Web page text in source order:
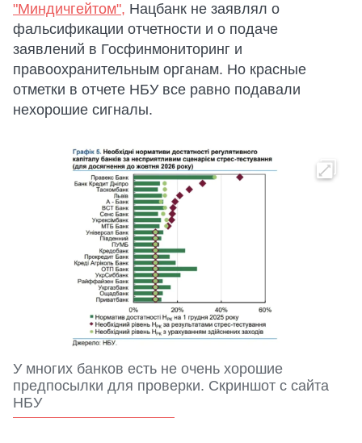
"Миндичгейтом", Нацбанк не заявлял о
фальсификации отчетности и о подаче
заявлений в Госфинмониторинг и
правоохранительным органам. Но красные
отметки в отчете НБУ все равно подавали
нехорошие сигналы.
У многих банков есть не очень хорошие
предпосылки для проверки. Скриншот с сайта
НБУ